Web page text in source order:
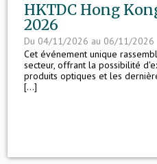
HKTDC Hong
2026
Du 04/11/2026 au 06/11/2026
Cet événement unique
secteur, offrant la possibilité
produits optiques et les
[...]